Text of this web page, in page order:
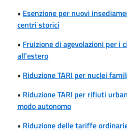
• Esenzione per nuovi
centri storici
• Fruizione di agevolazioni per i
all'estero
• Riduzione TARI per nuclei
• Riduzione TARI per rifiuti
modo autonomo
• Riduzione delle tariffe